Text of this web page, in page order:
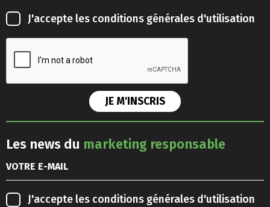
J'accepte les conditions générales d'utilisation
Les news du marketing responsable
J'accepte les conditions générales d'utilisation